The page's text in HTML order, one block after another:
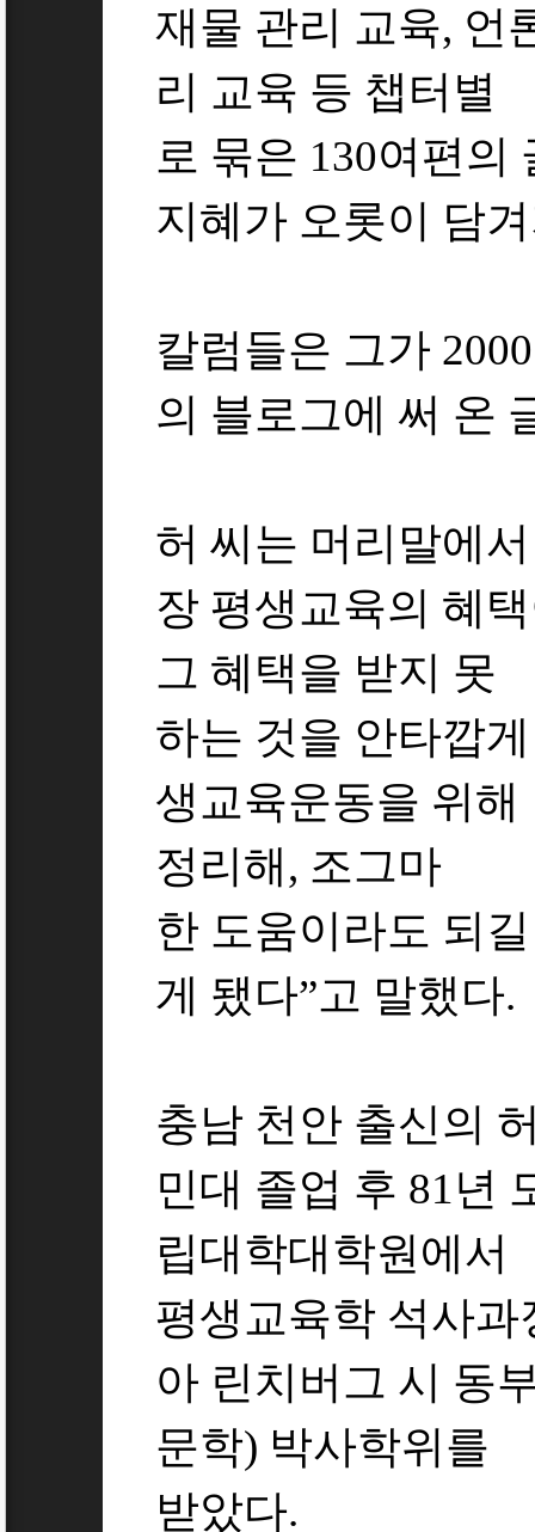
재물 관리 교육, 언
리 교육 등 챕터별
로 묶은 130여편의
지혜가 오롯이 담
칼럼들은 그가
의 블로그에 써 온
허 씨는 머리말에
장 평생교육의 혜
그 혜택을 받지 못
하는 것을 안타깝
생교육운동을 위
정리해, 조그마
한 도움이라도 되
게 됐다”고 말했다.
충남 천안 출신의
민대 졸업 후 81년
립대학대학원에서
평생교육학 석사
아 린치버그 시 동
문학) 박사학위를
받았다.